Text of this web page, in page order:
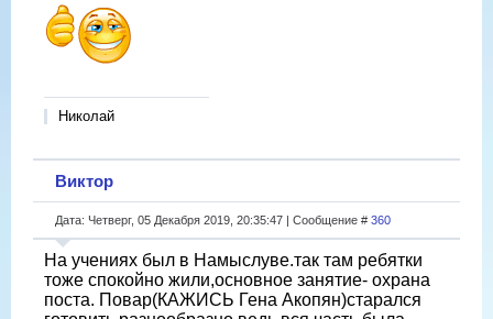
Николай
Виктор
Дата: Четверг, 05 Декабря 2019, 20:35:47 | Сообщение # 360
На учениях был в Намыслуве.так там ребятки
тоже спокойно жили,основное занятие- охрана
поста. Повар(КАЖИСЬ Гена Акопян)старался